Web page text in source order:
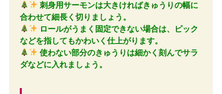
刺身用サーモンは大きければきゅうりの幅に
合わせて細長く切りましょう。
ロールがうまく固定できない場合は、ピック
などを指してもかわいく仕上がります。
使わない部分のきゅうりは細かく刻んでサラ
ダなどに入れましょう。